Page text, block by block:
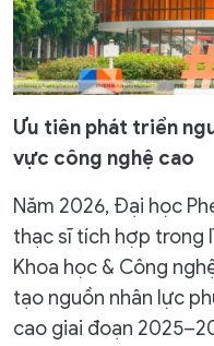
Ưu tiên phát triển
vực công nghệ cao
Năm 2026, Đại học
thạc sĩ tích hợp trong
Khoa học & Công
tạo nguồn nhân lực
cao giai đoạn